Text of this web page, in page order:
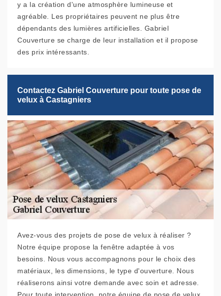
y a la création d'une atmosphère lumineuse et
agréable. Les propriétaires peuvent ne plus être
dépendants des lumières artificielles. Gabriel
Couverture se charge de leur installation et il propose
des prix intéressants.
Contactez Gabriel Couverture pour toute pose de
velux à Castagniers
Avez-vous des projets de pose de velux à réaliser ?
Notre équipe propose la fenêtre adaptée à vos
besoins. Nous vous accompagnons pour le choix des
matériaux, les dimensions, le type d'ouverture. Nous
réaliserons ainsi votre demande avec soin et adresse.